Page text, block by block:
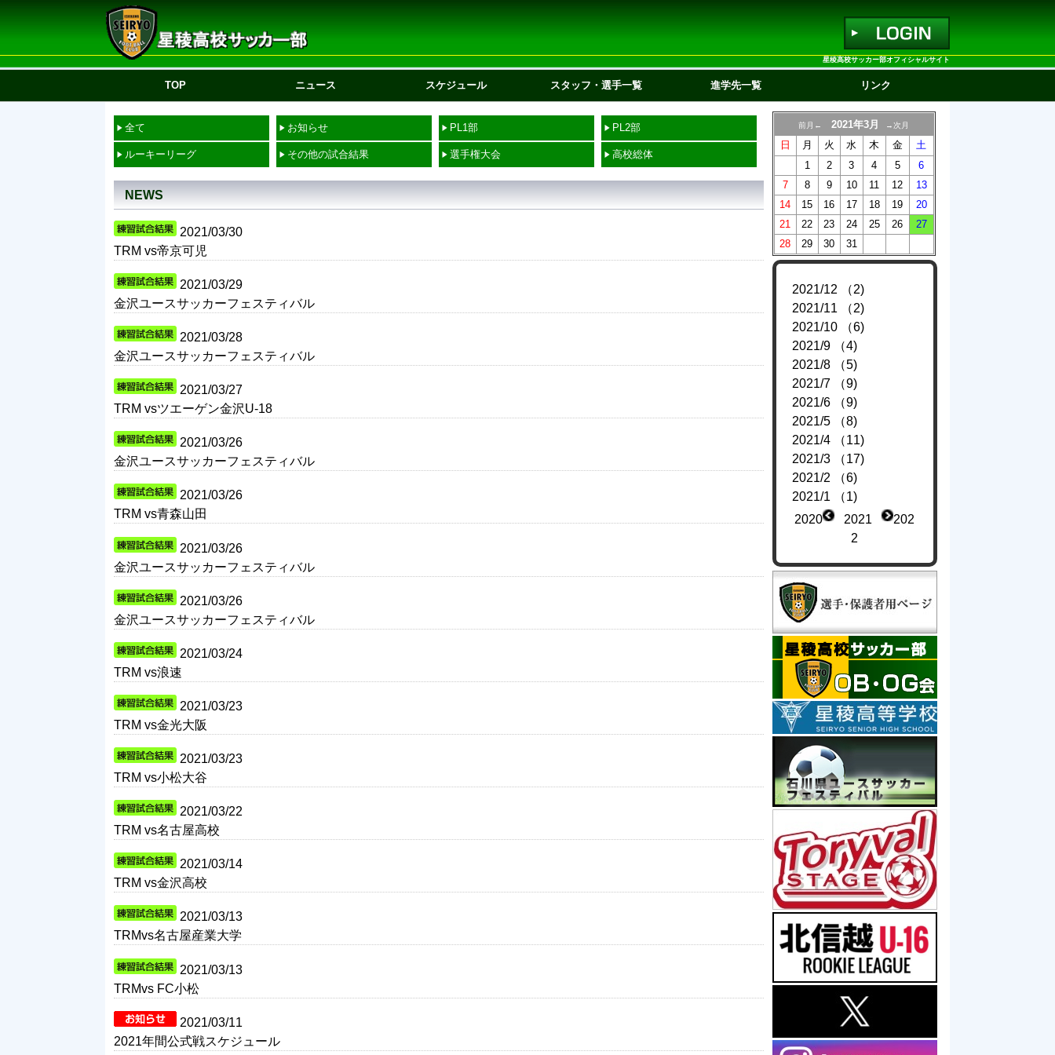
星稜高校サッカー部オフィシャルサイト
TOP ニュース スケジュール スタッフ・選手一覧 進学先一覧 リンク
全て お知らせ PL1部 PL2部
ルーキーリーグ その他の試合結果 選手権大会 高校総体
NEWS
2021/03/30
TRM vs帝京可児
2021/03/29
金沢ユースサッカーフェスティバル
2021/03/28
金沢ユースサッカーフェスティバル
2021/03/27
TRM vsツエーゲン金沢U-18
2021/03/26
金沢ユースサッカーフェスティバル
2021/03/26
TRM vs青森山田
2021/03/26
金沢ユースサッカーフェスティバル
2021/03/26
金沢ユースサッカーフェスティバル
2021/03/24
TRM vs浪速
2021/03/23
TRM vs金光大阪
2021/03/23
TRM vs小松大谷
2021/03/22
TRM vs名古屋高校
2021/03/14
TRM vs金沢高校
2021/03/13
TRMvs名古屋産業大学
2021/03/13
TRMvs FC小松
2021/03/11
2021年間公式戦スケジュール
前月← 2021年3月 →次月
日 月 火 水 木 金
土
1
2 3 4 5
6
7
8 9 10 11 12
13
14
15 16 17 18 19
20
21
22 23 24 25 26
27
28
29 30 31
2021/12 （2)
2021/11 （2)
2021/10 （6)
2021/9 （4)
2021/8 （5)
2021/7 （9)
2021/6 （9)
2021/5 （8)
2021/4 （11)
2021/3 （17)
2021/2 （6)
2021/1 （1)
2020
2021
202
2